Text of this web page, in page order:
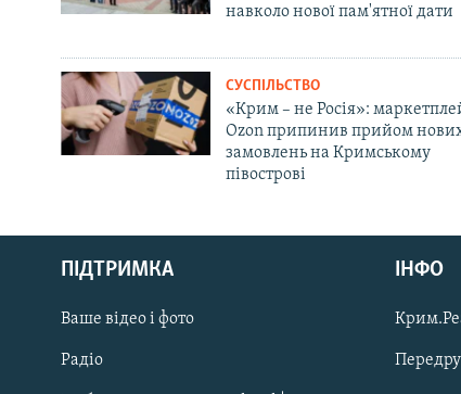
Русский
Qırımtatar
ДОЛУЧАЙСЯ!
навколо нової пам'ятної дати
СУСПІЛЬСТВО
«Крим – не Росія»:
Ozon припинив прийом
замовлень на Кримському
півострові
ПІДТРИМКА
Ваше відео і фото
Радіо
ІНФО